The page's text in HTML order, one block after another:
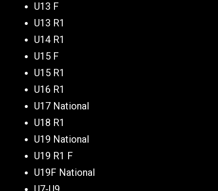
U13 F
U13 R1
U14 R1
U15 F
U15 R1
U16 R1
U17 National
U18 R1
U19 National
U19 R1 F
U19F National